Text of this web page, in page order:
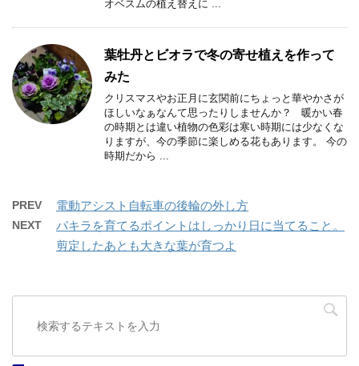
オベスムの植え替えに ...
葉牡丹とビオラで冬の寄せ植えを作って
みた
クリスマスやお正月に玄関前にちょっと華やかさが
ほしいなぁなんて思ったりしませんか？ 暖かい春
の時期とは違い植物の色彩は寒い時期には少なくな
りますが、今の季節に楽しめる花もあります。 今の
時期だから ...
PREV 電動アシスト自転車の後輪の外し方
NEXT
パキラを育てるポイントはしっかり日に当てること。
剪定したあとも大きな葉が育つよ